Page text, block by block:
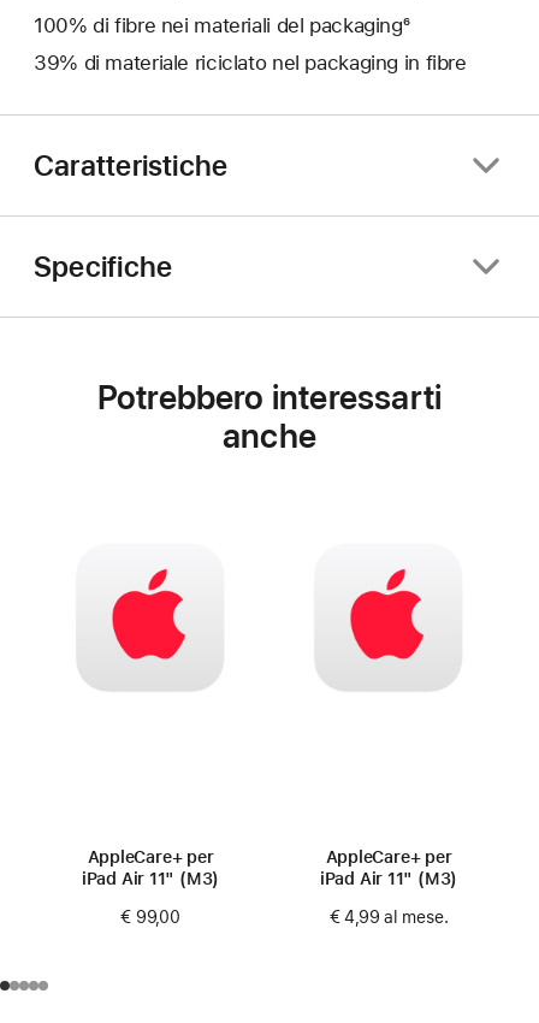
100% di fibre nei materiali del packaging⁶
39% di materiale riciclato nel packaging in fibre
Caratteristiche
Specifiche
Potrebbero interessarti
anche
AppleCare+ per
iPad Air 11" (M3)
€ 99,00
AppleCare+ per
iPad Air 11" (M3)
€ 4,99 al mese.